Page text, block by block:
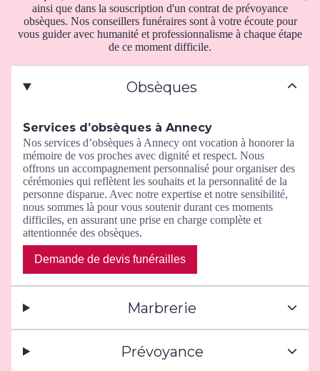
ainsi que dans la souscription d'un contrat de prévoyance
obsèques. Nos conseillers funéraires sont à votre écoute pour
vous guider avec humanité et professionnalisme à chaque étape
de ce moment difficile.
Obsèques
Services d’obsèques à Annecy
Nos services d’obsèques à Annecy ont vocation à honorer la
mémoire de vos proches avec dignité et respect. Nous
offrons un accompagnement personnalisé pour organiser des
cérémonies qui reflètent les souhaits et la personnalité de la
personne disparue. Avec notre expertise et notre sensibilité,
nous sommes là pour vous soutenir durant ces moments
difficiles, en assurant une prise en charge complète et
attentionnée des obsèques.
Demande de devis funérailles
Marbrerie
Prévoyance